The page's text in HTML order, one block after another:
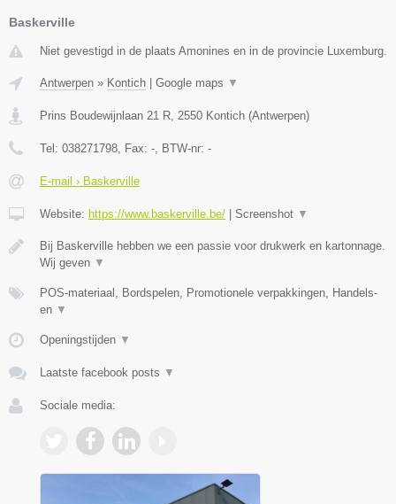
Baskerville
Niet gevestigd in de plaats Amonines en in de provincie Luxemburg.
Antwerpen » Kontich Google maps ▼
Prins Boudewijnlaan 21 R, 2550 Kontich (Antwerpen)
Tel: 038271798, Fax: -, BTW-nr: -
E-mail › Baskerville
Website: https://www.baskerville.be/ Screenshot ▼
Bij Baskerville hebben we een passie voor drukwerk en kartonnage.
Wij geven ▼
POS-materiaal, Bordspelen, Promotionele verpakkingen, Handels-
en ▼
Openingstijden ▼
Laatste facebook posts ▼
Sociale media: